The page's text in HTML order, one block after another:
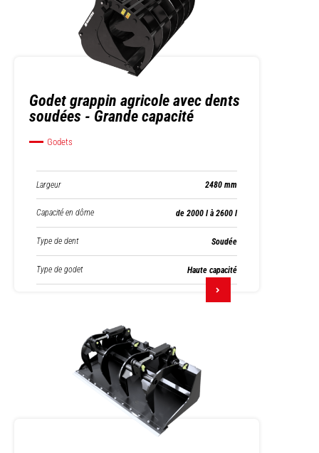
Godet grappin agricole avec dents
soudées - Grande capacité
Godets
Largeur 2480 mm
Capacité en dôme de 2000 l à 2600 l
Type de dent Soudée
Type de godet Haute capacité